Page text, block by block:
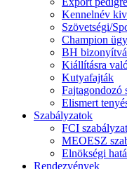
Kennelnév
Szövetségi/
Champion
BH
Kiállításra
Kutyafajták
Fajtagondozó
Elismert
Szabályzatok
FCI
MEOESZ
Elnökségi
Rendezvények